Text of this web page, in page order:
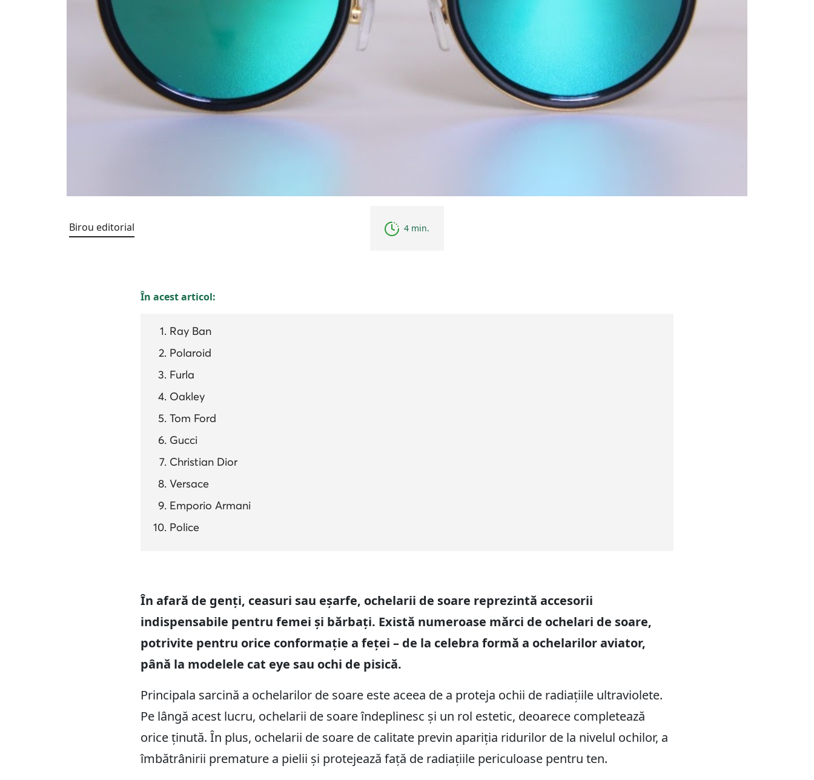
Birou editorial 4 min.
În acest articol:
Ray Ban
Polaroid
Furla
Oakley
Tom Ford
Gucci
Christian Dior
Versace
Emporio Armani
Police
În afară de genți, ceasuri sau eșarfe, ochelarii de soare reprezintă accesorii
indispensabile pentru femei și bărbați. Există numeroase mărci de ochelari de soare,
potrivite pentru orice conformație a feței – de la celebra formă a ochelarilor aviator,
până la modelele cat eye sau ochi de pisică.
Principala sarcină a ochelarilor de soare este aceea de a proteja ochii de radiațiile ultraviolete.
Pe lângă acest lucru, ochelarii de soare îndeplinesc și un rol estetic, deoarece completează
orice ținută. În plus, ochelarii de soare de calitate previn apariția ridurilor de la nivelul ochilor, a
îmbătrânirii premature a pielii și protejează față de radiațiile periculoase pentru ten.